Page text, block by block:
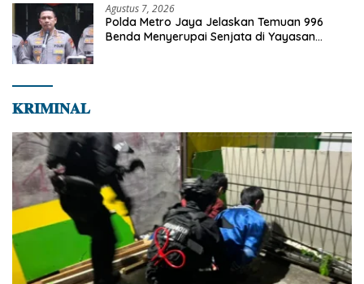
Agustus 7, 2026
Polda Metro Jaya Jelaskan Temuan 996
Benda Menyerupai Senjata di Yayasan
𝐊𝐑𝐈𝐌𝐈𝐍𝐀𝐋